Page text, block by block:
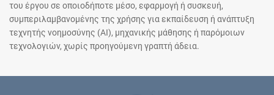
του έργου σε οποιοδήποτε μέσο, εφαρμογή ή συσκευή,
συμπεριλαμβανομένης της χρήσης για εκπαίδευση ή ανάπτυξη
τεχνητής νοημοσύνης (AI), μηχανικής μάθησης ή παρόμοιων
τεχνολογιών, χωρίς προηγούμενη γραπτή άδεια.